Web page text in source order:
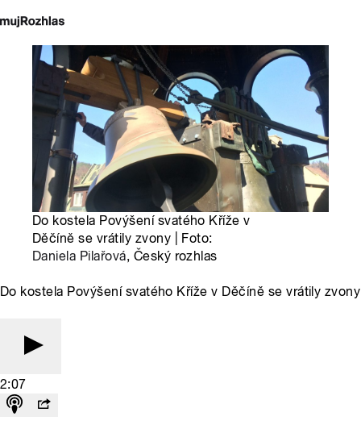
Do kostela Povýšení svatého Kříže v
Děčíně se vrátily zvony | Foto:
Daniela Pilařová, Český rozhlas
Do kostela Povýšení svatého Kříže v Děčíně se vrátily zvony
2:07